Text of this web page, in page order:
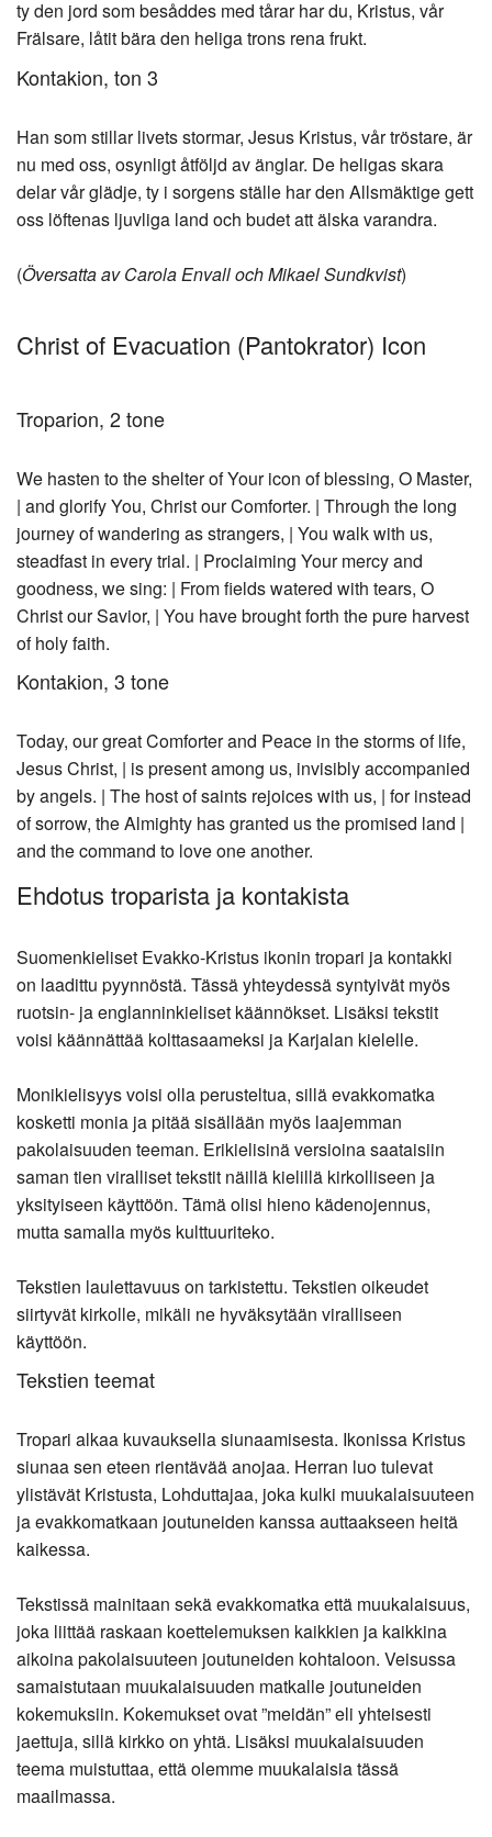
ty den jord som besåddes med tårar har du, Kristus, vår
Frälsare, låtit bära den heliga trons rena frukt.
Kontakion, ton 3
Han som stillar livets stormar, Jesus Kristus, vår tröstare, är
nu med oss, osynligt åtföljd av änglar. De heligas skara
delar vår glädje, ty i sorgens ställe har den Allsmäktige gett
oss löftenas ljuvliga land och budet att älska varandra.
(Översatta av Carola Envall och Mikael Sundkvist)
Christ of Evacuation (Pantokrator) Icon
Troparion, 2 tone
We hasten to the shelter of Your icon of blessing, O Master,
| and glorify You, Christ our Comforter. | Through the long
journey of wandering as strangers, | You walk with us,
steadfast in every trial. | Proclaiming Your mercy and
goodness, we sing: | From fields watered with tears, O
Christ our Savior, | You have brought forth the pure harvest
of holy faith.
Kontakion, 3 tone
Today, our great Comforter and Peace in the storms of life,
Jesus Christ, | is present among us, invisibly accompanied
by angels. | The host of saints rejoices with us, | for instead
of sorrow, the Almighty has granted us the promised land |
and the command to love one another.
Ehdotus troparista ja kontakista
Suomenkieliset Evakko-Kristus ikonin tropari ja kontakki
on laadittu pyynnöstä. Tässä yhteydessä syntyivät myös
ruotsin- ja englanninkieliset käännökset. Lisäksi tekstit
voisi käännättää kolttasaameksi ja Karjalan kielelle.
Monikielisyys voisi olla perusteltua, sillä evakkomatka
kosketti monia ja pitää sisällään myös laajemman
pakolaisuuden teeman. Erikielisinä versioina saataisiin
saman tien viralliset tekstit näillä kielillä kirkolliseen ja
yksityiseen käyttöön. Tämä olisi hieno kädenojennus,
mutta samalla myös kulttuuriteko.
Tekstien laulettavuus on tarkistettu. Tekstien oikeudet
siirtyvät kirkolle, mikäli ne hyväksytään viralliseen
käyttöön.
Tekstien teemat
Tropari alkaa kuvauksella siunaamisesta. Ikonissa Kristus
siunaa sen eteen rientävää anojaa. Herran luo tulevat
ylistävät Kristusta, Lohduttajaa, joka kulki muukalaisuuteen
ja evakkomatkaan joutuneiden kanssa auttaakseen heitä
kaikessa.
Tekstissä mainitaan sekä evakkomatka että muukalaisuus,
joka liittää raskaan koettelemuksen kaikkien ja kaikkina
aikoina pakolaisuuteen joutuneiden kohtaloon. Veisussa
samaistutaan muukalaisuuden matkalle joutuneiden
kokemuksiin. Kokemukset ovat ”meidän” eli yhteisesti
jaettuja, sillä kirkko on yhtä. Lisäksi muukalaisuuden
teema muistuttaa, että olemme muukalaisia tässä
maailmassa.